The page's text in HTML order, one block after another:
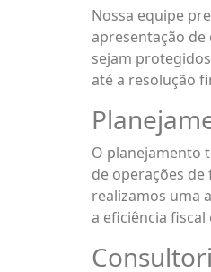
Nossa equipe
apresentação
sejam
até a resolução
O planejamento
de operações
realizamos uma
a eficiência